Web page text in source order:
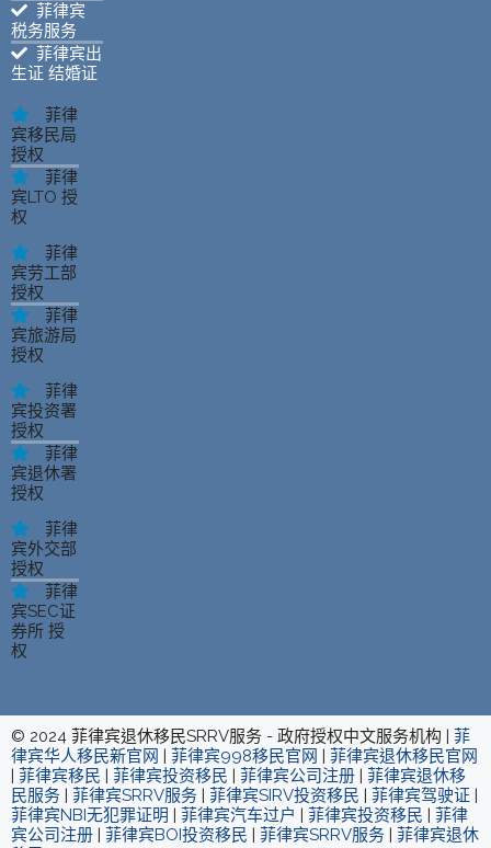
菲律宾
税务服务
菲律宾出
生证 结婚证
菲律
宾移民局
授权
菲律
宾LTO 授
权
菲律
宾劳工部
授权
菲律
宾旅游局
授权
菲律
宾投资署
授权
菲律
宾退休署
授权
菲律
宾外交部
授权
菲律
宾SEC证
券所 授
权
© 2024 菲律宾退休移民SRRV服务 - 政府授权中文服务机构 | 菲
律宾华人移民新官网
菲律宾998移民官网
菲律宾退休移民官网
菲律宾移民 菲律宾投资移民 菲律宾公司注册
菲律宾退休移
民服务
菲律宾SRRV服务 菲律宾SIRV投资移民 菲律宾驾驶证
菲律宾NBI无犯罪证明
菲律宾汽车过户 菲律宾投资移民
菲律
宾公司注册
菲律宾BOI投资移民 菲律宾SRRV服务
菲律宾退休